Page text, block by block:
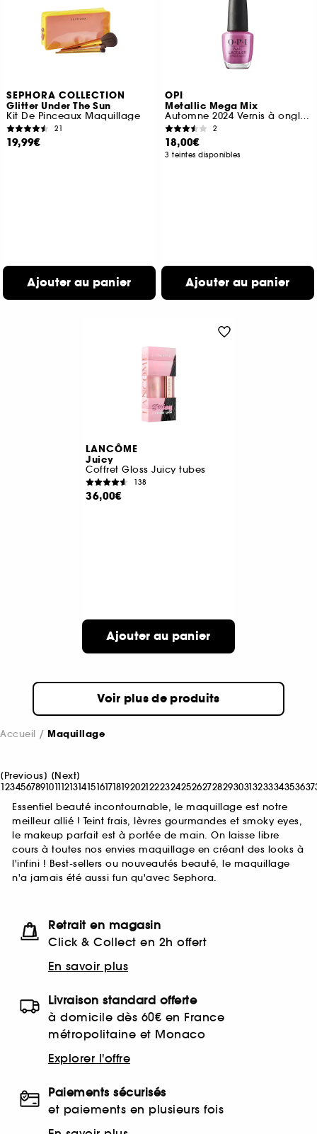
SEPHORA COLLECTION
Glitter Under The Sun
Kit De Pinceaux Maquillage
21
19,99€
Ajouter au panier
OPI
Metallic Mega Mix
Automne 2024 Vernis à ongles tenue jusqu'à 7 jours
2
18,00€
3 teintes disponibles
Ajouter au panier
LANCÔME
Juicy
Coffret Gloss Juicy tubes
138
36,00€
Ajouter au panier
Voir plus de produits
Accueil Maquillage
[Previous] [Next]
12345678910111213141516171819202122232425262728293031323334353637
Essentiel beauté incontournable, le maquillage est notre
meilleur allié ! Teint frais, lèvres gourmandes et smoky eyes,
le makeup parfait est à portée de main. On laisse libre
cours à toutes nos envies maquillage en créant des looks à
l'infini ! Best-sellers ou nouveautés beauté, le maquillage
n'a jamais été aussi fun qu'avec Sephora.
Retrait en magasin
Click & Collect en 2h offert
En savoir plus
Livraison standard offerte
à domicile dès 60€ en France
métropolitaine et Monaco
Explorer l'offre
Paiements sécurisés
et paiements en plusieurs fois